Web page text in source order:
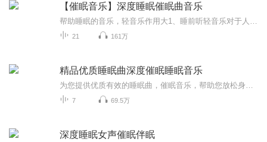
【催眠音乐】深度睡眠催眠曲音乐
21 161万
精品优质睡眠曲深度催眠睡眠音乐
7 69.5万
深度睡眠女声催眠伴眠